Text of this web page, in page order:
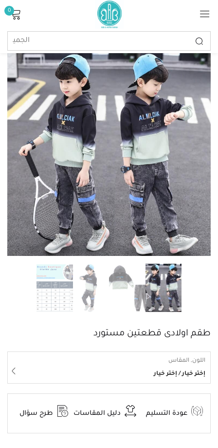
0
طقم اولادى قطعتين مستورد
اللون, المقاس
إختر خيار / إختر خيار
عودة التسليم دليل المقاسات طرح سؤال
تسجيل الدخول
تذكرنى كلمة مرور مفقودة؟
تسجيل الدخول
إنشاء حساب